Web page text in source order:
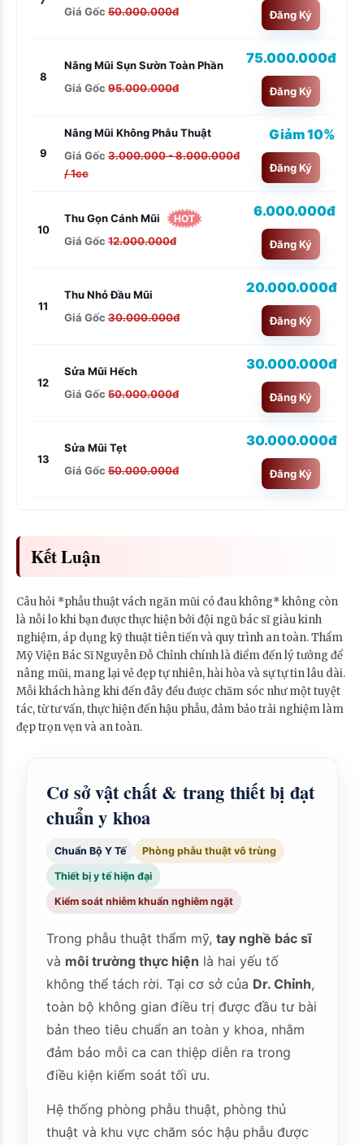
Giá Gốc 50.000.000đ Đăng Ký
8
Nâng Mũi Sụn Sườn Toàn Phần
Giá Gốc 95.000.000đ
75.000.000đ
Đăng Ký
9
Nâng Mũi Không Phẫu Thuật
Giá Gốc 3.000.000 - 8.000.000đ
/ 1cc
Giảm 10%
Đăng Ký
10
Thu Gọn Cánh Mũi HOT
Giá Gốc 12.000.000đ
6.000.000đ
Đăng Ký
11
Thu Nhỏ Đầu Mũi
Giá Gốc 30.000.000đ
20.000.000đ
Đăng Ký
12
Sửa Mũi Hếch
Giá Gốc 50.000.000đ
30.000.000đ
Đăng Ký
13
Sửa Mũi Tẹt
Giá Gốc 50.000.000đ
30.000.000đ
Đăng Ký
Kết Luận
Câu hỏi *phẫu thuật vách ngăn mũi có đau không* không còn
là nỗi lo khi bạn được thực hiện bởi đội ngũ bác sĩ giàu kinh
nghiệm, áp dụng kỹ thuật tiên tiến và quy trình an toàn. Thẩm
Mỹ Viện Bác Sĩ Nguyễn Đỗ Chỉnh chính là điểm đến lý tưởng để
nâng mũi, mang lại vẻ đẹp tự nhiên, hài hòa và sự tự tin lâu dài.
Mỗi khách hàng khi đến đây đều được chăm sóc như một tuyệt
tác, từ tư vấn, thực hiện đến hậu phẫu, đảm bảo trải nghiệm làm
đẹp trọn vẹn và an toàn.
Cơ sở vật chất & trang thiết bị đạt
chuẩn y khoa
Chuẩn Bộ Y Tế Phòng phẫu thuật vô trùng
Thiết bị y tế hiện đại
Kiểm soát nhiễm khuẩn nghiêm ngặt
Trong phẫu thuật thẩm mỹ,tay nghề bác sĩ
và môi trường thực hiện là hai yếu tố
không thể tách rời. Tại cơ sở của Dr. Chỉnh,
toàn bộ không gian điều trị được đầu tư bài
bản theo tiêu chuẩn an toàn y khoa, nhằm
đảm bảo mỗi ca can thiệp diễn ra trong
điều kiện kiểm soát tối ưu.
Hệ thống phòng phẫu thuật, phòng thủ
thuật và khu vực chăm sóc hậu phẫu được